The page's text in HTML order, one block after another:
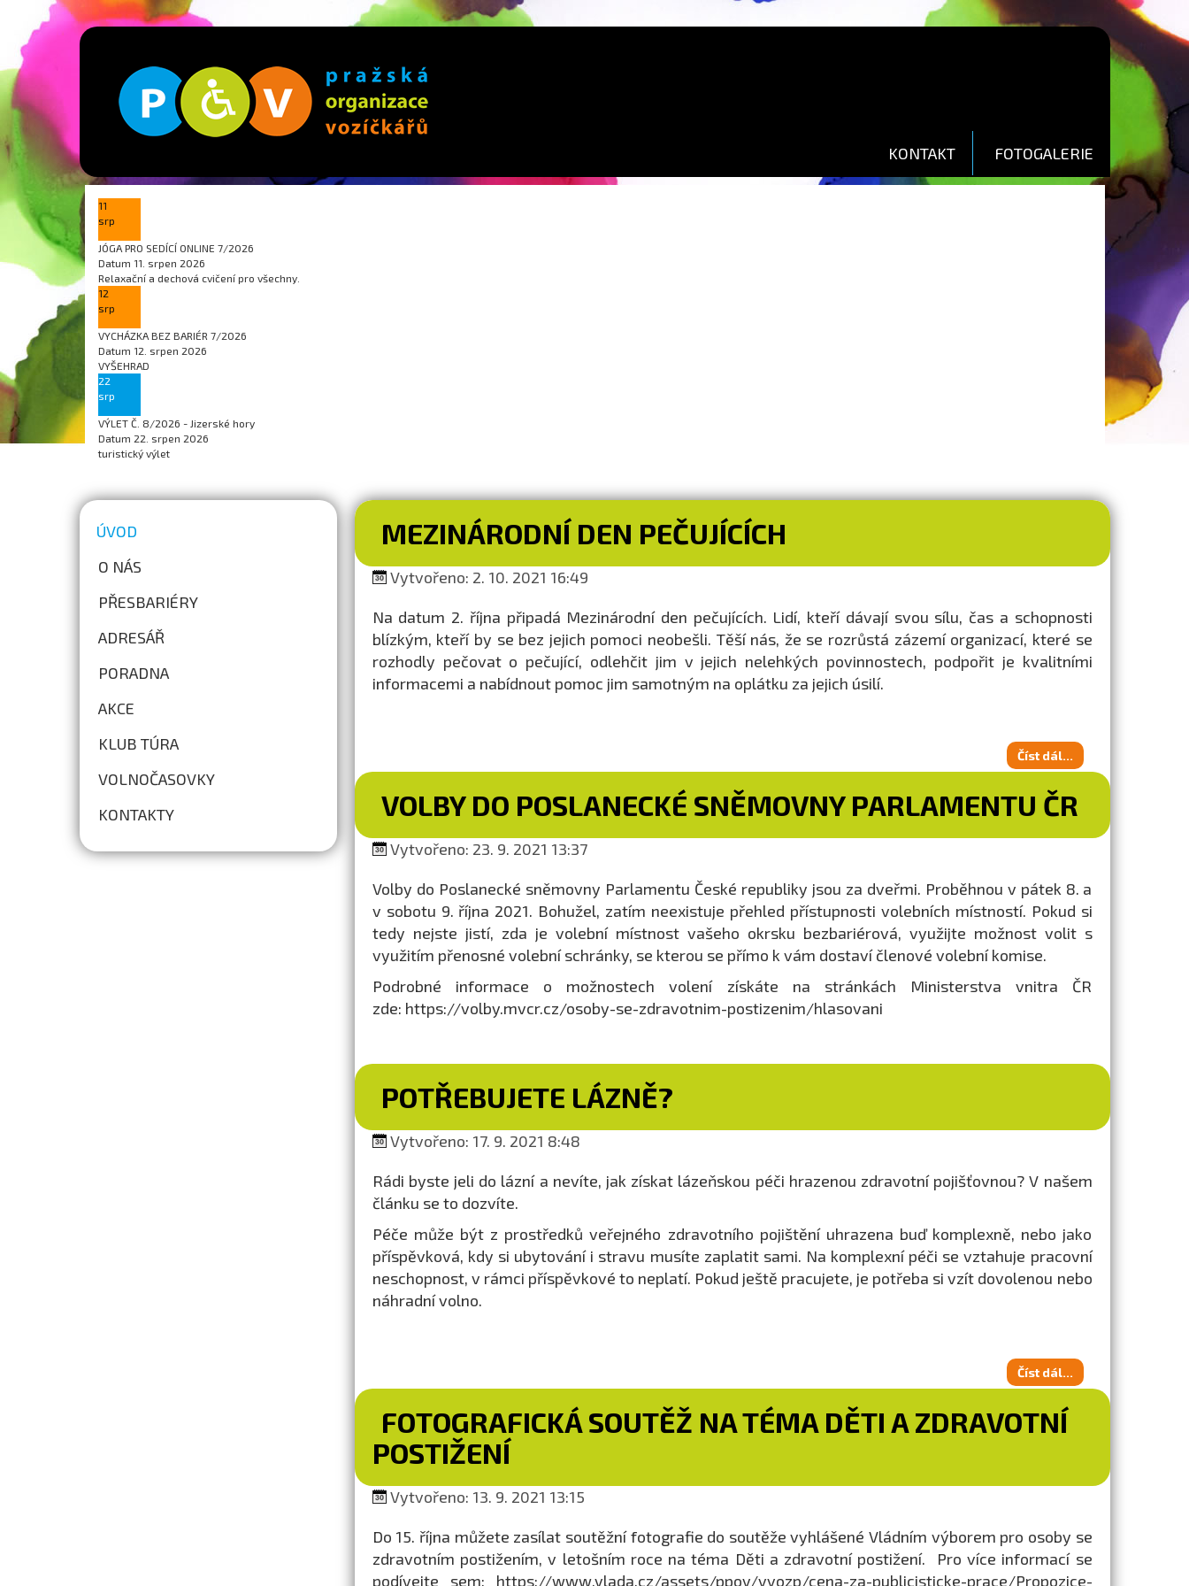
KONTAKT FOTOGALERIE
11
srp
JÓGA PRO SEDÍCÍ ONLINE 7/2026
Datum 11. srpen 2026
Relaxační a dechová cvičení pro všechny.
12
srp
VYCHÁZKA BEZ BARIÉR 7/2026
Datum 12. srpen 2026
VYŠEHRAD
22
srp
VÝLET Č. 8/2026 - Jizerské hory
Datum 22. srpen 2026
turistický výlet
ÚVOD
O NÁS
PŘESBARIÉRY
ADRESÁŘ
PORADNA
AKCE
KLUB TÚRA
VOLNOČASOVKY
KONTAKTY
MEZINÁRODNÍ DEN PEČUJÍCÍCH
Vytvořeno: 2. 10. 2021 16:49
Na datum 2. října připadá Mezinárodní den pečujících. Lidí, kteří dávají svou sílu, čas a schopnosti
blízkým, kteří by se bez jejich pomoci neobešli. Těší nás, že se rozrůstá zázemí organizací, které se
rozhodly pečovat o pečující, odlehčit jim v jejich nelehkých povinnostech, podpořit je kvalitními
informacemi a nabídnout pomoc jim samotným na oplátku za jejich úsilí.
Číst dál...
VOLBY DO POSLANECKÉ SNĚMOVNY PARLAMENTU ČR
Vytvořeno: 23. 9. 2021 13:37
Volby do Poslanecké sněmovny Parlamentu České republiky jsou za dveřmi. Proběhnou v pátek 8. a
v sobotu 9. října 2021. Bohužel, zatím neexistuje přehled přístupnosti volebních místností. Pokud si
tedy nejste jistí, zda je volební místnost vašeho okrsku bezbariérová, využijte možnost volit s
využitím přenosné volební schránky, se kterou se přímo k vám dostaví členové volební komise.
Podrobné informace o možnostech volení získáte na stránkách Ministerstva vnitra ČR
zde: https://volby.mvcr.cz/osoby-se-zdravotnim-postizenim/hlasovani
POTŘEBUJETE LÁZNĚ?
Vytvořeno: 17. 9. 2021 8:48
Rádi byste jeli do lázní a nevíte, jak získat lázeňskou péči hrazenou zdravotní pojišťovnou? V našem
článku se to dozvíte.
Péče může být z prostředků veřejného zdravotního pojištění uhrazena buď komplexně, nebo jako
příspěvková, kdy si ubytování i stravu musíte zaplatit sami. Na komplexní péči se vztahuje pracovní
neschopnost, v rámci příspěvkové to neplatí. Pokud ještě pracujete, je potřeba si vzít dovolenou nebo
náhradní volno.
Číst dál...
FOTOGRAFICKÁ SOUTĚŽ NA TÉMA DĚTI A ZDRAVOTNÍ
POSTIŽENÍ
Vytvořeno: 13. 9. 2021 13:15
Do 15. října můžete zasílat soutěžní fotografie do soutěže vyhlášené Vládním výborem pro osoby se
zdravotním postižením, v letošním roce na téma Děti a zdravotní postižení. Pro více informací se
podívejte sem: https://www.vlada.cz/assets/ppov/vvozp/cena-za-publicisticke-prace/Propozice-